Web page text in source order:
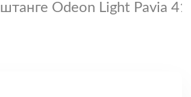
Odeon Light Pavia